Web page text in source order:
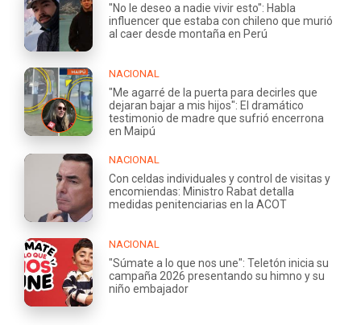
"No le deseo a nadie vivir esto": Habla
influencer que estaba con chileno que murió
al caer desde montaña en Perú
NACIONAL
"Me agarré de la puerta para decirles que
dejaran bajar a mis hijos": El dramático
testimonio de madre que sufrió encerrona
en Maipú
NACIONAL
Con celdas individuales y control de visitas y
encomiendas: Ministro Rabat detalla
medidas penitenciarias en la ACOT
NACIONAL
"Súmate a lo que nos une": Teletón inicia su
campaña 2026 presentando su himno y su
niño embajador